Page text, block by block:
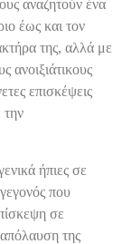
αναζητούν ένα
έως και τον
της, αλλά με
ανοιξιάτικους
επισκέψεις
την
ήπιες σε
που
σε
της